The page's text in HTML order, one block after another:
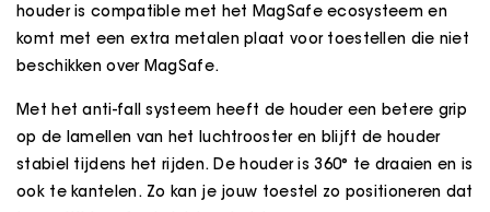
houder is compatible met het MagSafe ecosysteem en
komt met een extra metalen plaat voor toestellen die niet
beschikken over MagSafe.
Met het anti-fall systeem heeft de houder een betere grip
op de lamellen van het luchtrooster en blijft de houder
stabiel tijdens het rijden. De houder is 360° te draaien en is
ook te kantelen. Zo kan je jouw toestel zo positioneren dat